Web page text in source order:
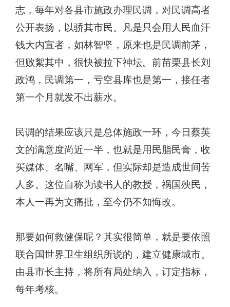
志，每年对各县市施政办理民调，对民调高者
公开表扬，以骄其市民。凡是只会用人民血汗
钱大内宣者，如林智坚，原来也是民调前茅，
但败絮其中，很快被拉下神坛。前苗栗县长刘
政鸿，民调第一，亏空县库也是第一，接任者
第一个月就发不出薪水。
民调的结果应该只是总体施政一环，今日蔡英
文的满意度尚近一半，也就是用民脂民膏，收
买媒体、名嘴、网军，但实际却是造成世间苦
人多。这位自称为读书人的教授，祸国殃民，
本人一再为文痛批，至今仍不知悔改。
那要如何救健保呢？其实很简单，就是要依照
联合国世界卫生组织所说的，建立健康城市。
由县市长主持，将所有局处纳入，订定指标，
每年考核。